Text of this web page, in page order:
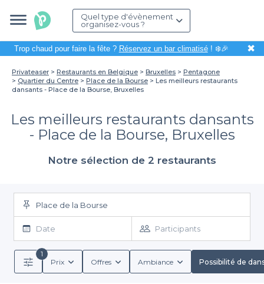
Quel type d'évènement
organisez-vous ?
Trop chaud pour faire la fête ? Réservez un bar climatisé! ❄️🎉 ✖
Privateaser Restaurants en Belgique Bruxelles
Pentagone
Quartier du Centre
Place de la Bourse
Les meilleurs restaurants
dansants - Place de la Bourse, Bruxelles
Les meilleurs restaurants dansants
- Place de la Bourse, Bruxelles
Notre sélection de 2 restaurants
Place de la Bourse
Date Participants
1
Prix
Offres Ambiance Possibilité de